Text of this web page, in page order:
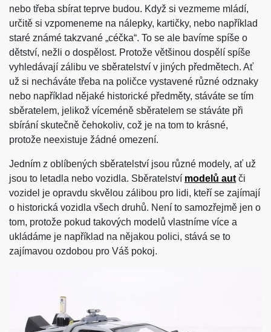
nebo třeba sbírat teprve budou. Když si vezmeme mládí,
určitě si vzpomeneme na nálepky, kartičky, nebo například
staré známé takzvané „céčka“. To se ale bavíme spíše o
dětství, nežli o dospělost. Protože většinou dospělí spíše
vyhledávají zálibu ve sběratelství v jiných předmětech. Ať
už si necháváte třeba na poličce vystavené různé odznaky
nebo například nějaké historické předměty, stáváte se tím
sběratelem, jelikož víceméně sběratelem se stáváte při
sbírání skutečně čehokoliv, což je na tom to krásné,
protože neexistuje žádné omezení.
Jedním z oblíbených sběratelství jsou různé modely, ať už
jsou to letadla nebo vozidla. Sběratelství modelů aut či
vozidel je opravdu skvělou zálibou pro lidi, kteří se zajímají
o historická vozidla všech druhů. Není to samozřejmě jen o
tom, protože pokud takových modelů vlastníme více a
ukládáme je například na nějakou polici, stává se to
zajímavou ozdobou pro Váš pokoj.